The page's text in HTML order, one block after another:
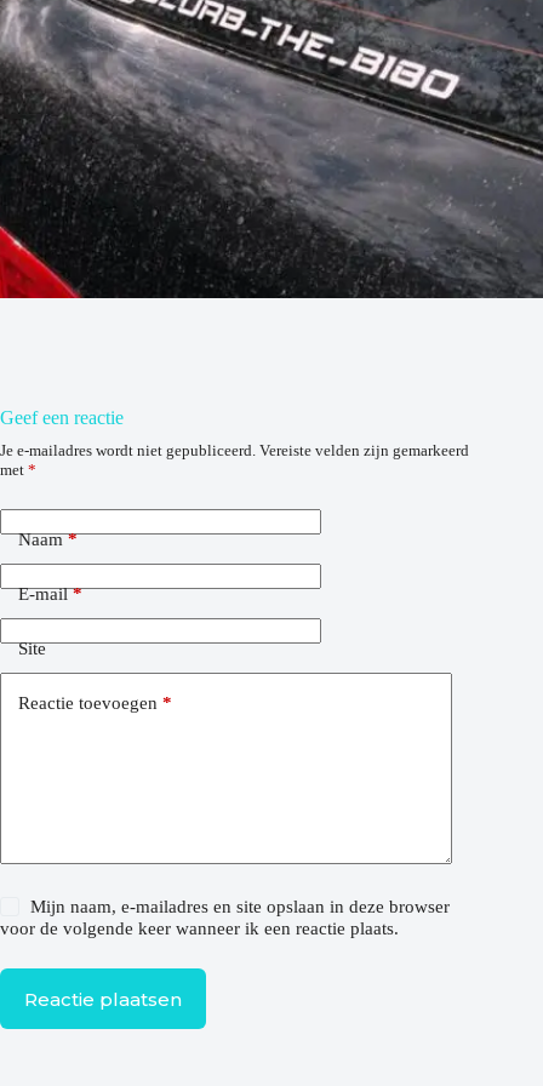
Geef een reactie
Je e-mailadres wordt niet gepubliceerd. Vereiste velden zijn gemarkeerd
met *
Naam*
E-mail*
Site
Reactie toevoegen *
Mijn naam, e-mailadres en site opslaan in deze browser
voor de volgende keer wanneer ik een reactie plaats.
Reactie plaatsen